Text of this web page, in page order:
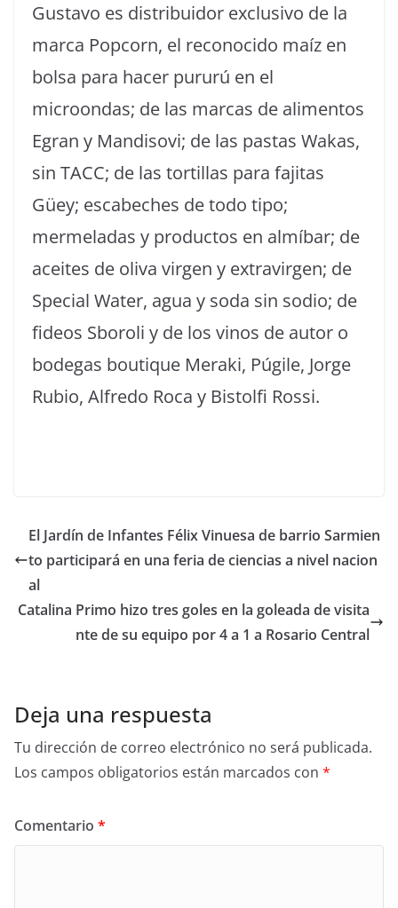
Gustavo es distribuidor exclusivo de la
marca Popcorn, el reconocido maíz en
bolsa para hacer pururú en el
microondas; de las marcas de alimentos
Egran y Mandisovi; de las pastas Wakas,
sin TACC; de las tortillas para fajitas
Güey; escabeches de todo tipo;
mermeladas y productos en almíbar; de
aceites de oliva virgen y extravirgen; de
Special Water, agua y soda sin sodio; de
fideos Sboroli y de los vinos de autor o
bodegas boutique Meraki, Púgile, Jorge
Rubio, Alfredo Roca y Bistolfi Rossi.
El Jardín de Infantes Félix Vinuesa de barrio Sarmien
to participará en una feria de ciencias a nivel nacion
al
Catalina Primo hizo tres goles en la goleada de visita
nte de su equipo por 4 a 1 a Rosario Central
Deja una respuesta
Tu dirección de correo electrónico no será publicada.
Los campos obligatorios están marcados con *
Comentario *